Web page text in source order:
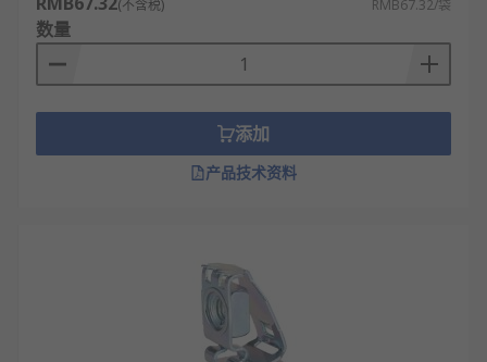
(不含税) RMB67.32/袋
数量
添加
产品技术资料